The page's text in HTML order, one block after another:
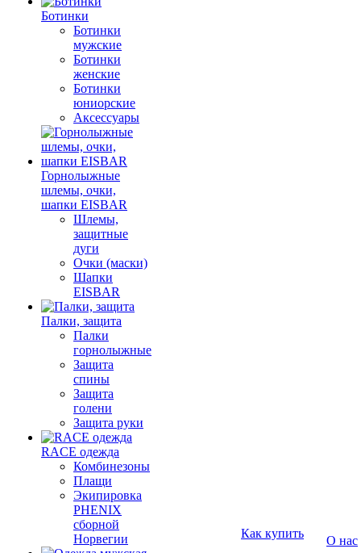
Ботинки
Ботинки
мужские
Ботинки
женские
Ботинки
юниорские
Аксессуары
Горнолыжные
шлемы, очки,
шапки EISBAR
Шлемы,
защитные
дуги
Очки (маски)
Шапки
EISBAR
Палки, защита
Палки
горнолыжные
Защита
спины
Защита
голени
Защита руки
RACE одежда
Комбинезоны
Плащи
Экипировка
PHENIX
сборной
Норвегии
Как купить
О нас